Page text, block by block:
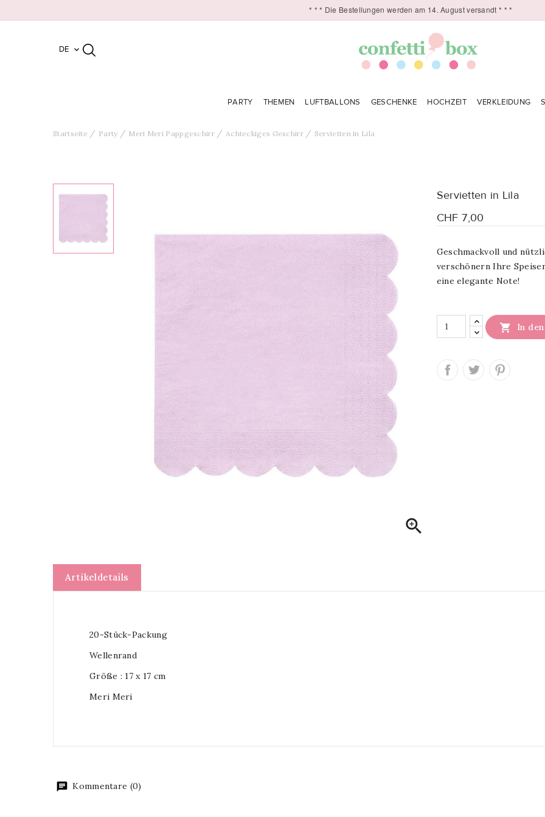
* * * Die Bestellungen werden am 14. August versandt * * *
DE 
PARTY THEMEN LUFTBALLONS GESCHENKE HOCHZEIT VERKLEIDUNG
Startseite Party Meri Meri Pappgeschirr Achteckiges Geschirr Servietten in Lila

Servietten in Lila
CHF 7,00
Geschmackvoll und
verschönern Ihre
eine elegante Note!
 In
Artikeldetails
20-Stück-Packung
Wellenrand
Größe : 17 x 17 cm
Meri Meri
Kommentare (0)